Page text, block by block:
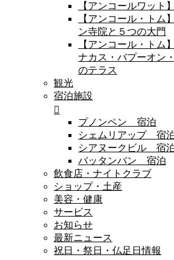
【アンコールワット
【アンコール・トム
ン寺院と５つの大門
【アンコール・トム
ナカス・バプーオン
のテラス
観光
宿泊施設
プノンペン 宿泊
シェムリアップ 宿
シアヌークビル 宿
バッタンバン 宿泊
飲食店・ナイトクラブ
ショップ・土産
美容・健康
サービス
お知らせ
最新ニュース
祝日・祭日・仏足日情報